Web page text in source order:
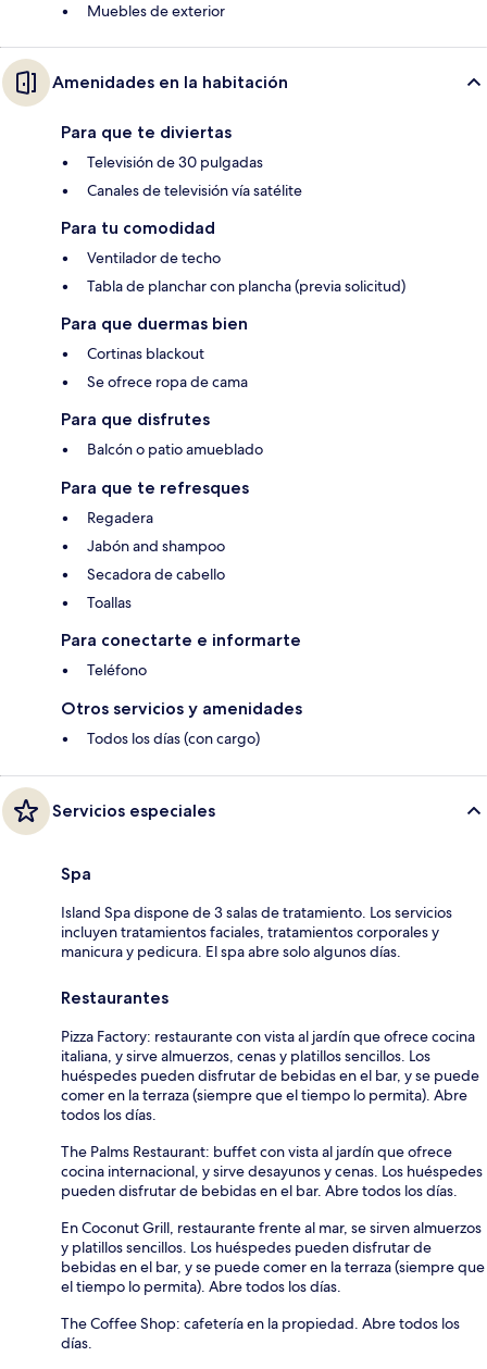
Muebles de exterior
Amenidades en la habitación
Para que te diviertas
Televisión de 30 pulgadas
Canales de televisión vía satélite
Para tu comodidad
Ventilador de techo
Tabla de planchar con plancha (previa solicitud)
Para que duermas bien
Cortinas blackout
Se ofrece ropa de cama
Para que disfrutes
Balcón o patio amueblado
Para que te refresques
Regadera
Jabón and shampoo
Secadora de cabello
Toallas
Para conectarte e informarte
Teléfono
Otros servicios y amenidades
Todos los días (con cargo)
Servicios especiales
Spa
Island Spa dispone de 3 salas de tratamiento. Los servicios
incluyen tratamientos faciales, tratamientos corporales y
manicura y pedicura. El spa abre solo algunos días.
Restaurantes
Pizza Factory: restaurante con vista al jardín que ofrece cocina
italiana, y sirve almuerzos, cenas y platillos sencillos. Los
huéspedes pueden disfrutar de bebidas en el bar, y se puede
comer en la terraza (siempre que el tiempo lo permita). Abre
todos los días.
The Palms Restaurant: buffet con vista al jardín que ofrece
cocina internacional, y sirve desayunos y cenas. Los huéspedes
pueden disfrutar de bebidas en el bar. Abre todos los días.
En Coconut Grill, restaurante frente al mar, se sirven almuerzos
y platillos sencillos. Los huéspedes pueden disfrutar de
bebidas en el bar, y se puede comer en la terraza (siempre que
el tiempo lo permita). Abre todos los días.
The Coffee Shop: cafetería en la propiedad. Abre todos los
días.